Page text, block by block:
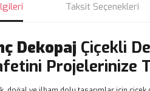
Taksit Seçenekleri
Dekopaj Çiçekli
Projelerinize